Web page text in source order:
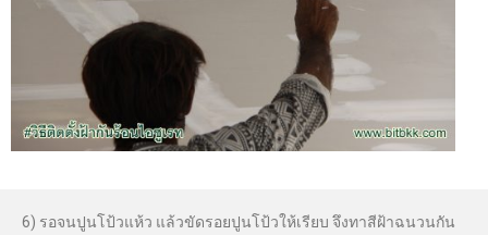
6) รอจนปูนโป้วแห้ว แล้วขัดรอยปูนโป้วให้เรียบ จึงทาสีฝ้าฉนวนกัน